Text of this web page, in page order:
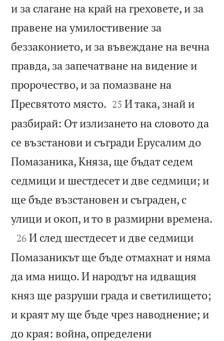
и за слагане на край на греховете, и за
правене на умилостивение за
беззаконието, и за въвеждане на вечна
правда, за запечатване на видение и
пророчество, и за помазване на
Пресвятото място. 

25 И така, знай и
разбирай: От излизането на словото да
се възстанови и съгради Ерусалим до
Помазаника, Княза, ще бъдат седем
седмици и шестдесет и две седмици; и
ще бъде възстановен и съграден, с
улици и окоп, и то в размирни времена.

26 И след шестдесет и две седмици
Помазаникът ще бъде отмахнат и няма
да има нищо. И народът на идващия
княз ще разруши града и светилището;
и краят му ще бъде чрез наводнение; и
до края: война, определени